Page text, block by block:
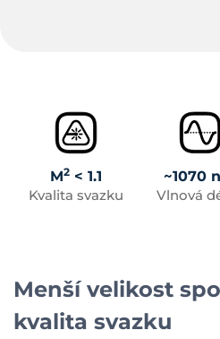
M2< 1.1
Kvalita svazku
~1070
Vlnová
Menší velikost
kvalita svazku